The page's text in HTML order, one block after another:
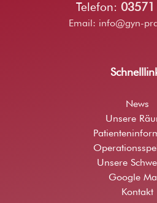
Telefon:
Email: info@gyn-
News
Unsere
Unsere
Google
Kontakt